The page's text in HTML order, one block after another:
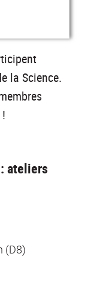
la Science.
ateliers
(D8)